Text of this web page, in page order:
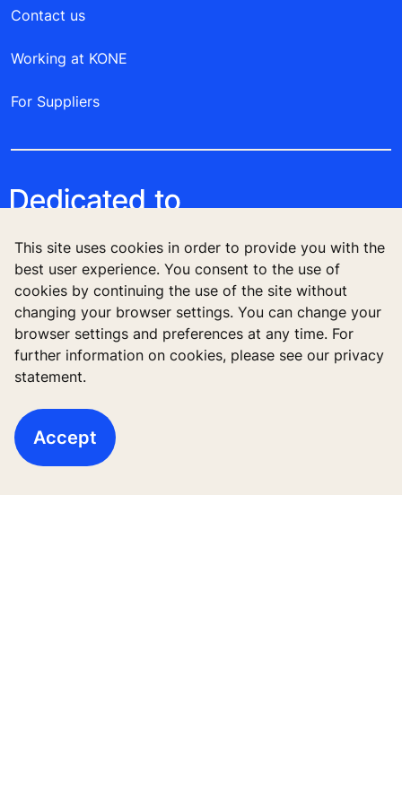
This site uses cookies in order to provide you with the
best user experience. You consent to the use of
cookies by continuing the use of the site without
changing your browser settings. You can change your
browser settings and preferences at any time. For
further information on cookies, please see our privacy
statement.
Accept
Contact us
Working at KONE
For Suppliers
Follow us